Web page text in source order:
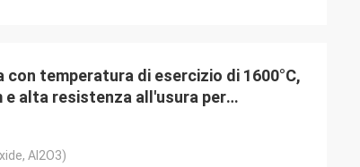
temperatura di esercizio di 1600°C,
alta resistenza all'usura per
Al2O3)